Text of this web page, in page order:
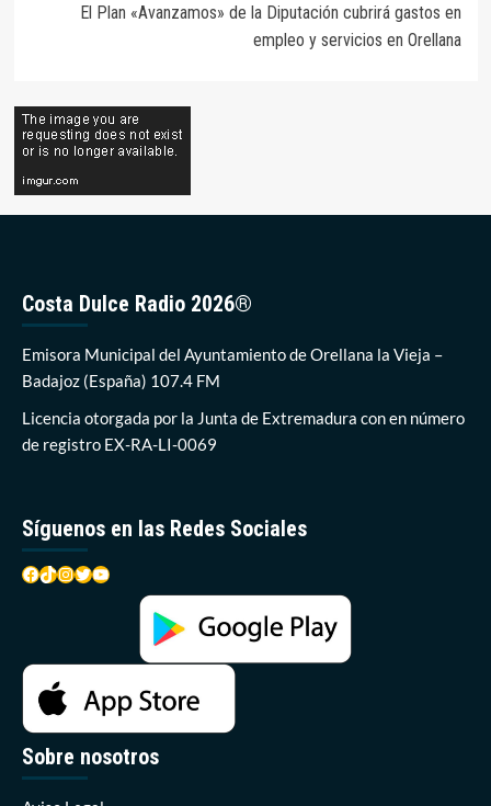
El Plan «Avanzamos» de la Diputación cubrirá gastos en
empleo y servicios en Orellana
Costa Dulce Radio 2026®
Emisora Municipal del Ayuntamiento de Orellana la Vieja –
Badajoz (España) 107.4 FM
Licencia otorgada por la Junta de Extremadura con en número
de registro EX-RA-LI-0069
Síguenos en las Redes Sociales
Facebook
TikTok
Instagram
Twitter
YouTube
Sobre nosotros